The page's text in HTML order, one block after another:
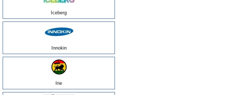
Iceberg
Innokin
Irie